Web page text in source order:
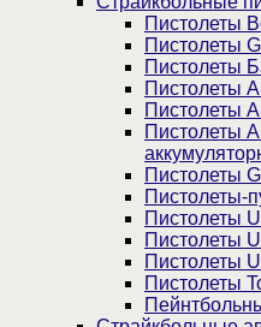
Пистолеты
Пистолеты
Пистолеты
Пистолеты
Пистолеты
Пистолеты
Пистолеты
Пистолеты-
Пистолеты
Пистолеты
Пистолеты
Пистолеты